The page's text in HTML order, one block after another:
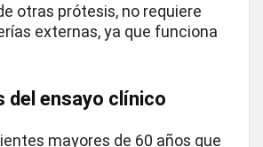
otras prótesis, no requiere
externas, ya que funciona
del ensayo clínico
mayores de 60 años que